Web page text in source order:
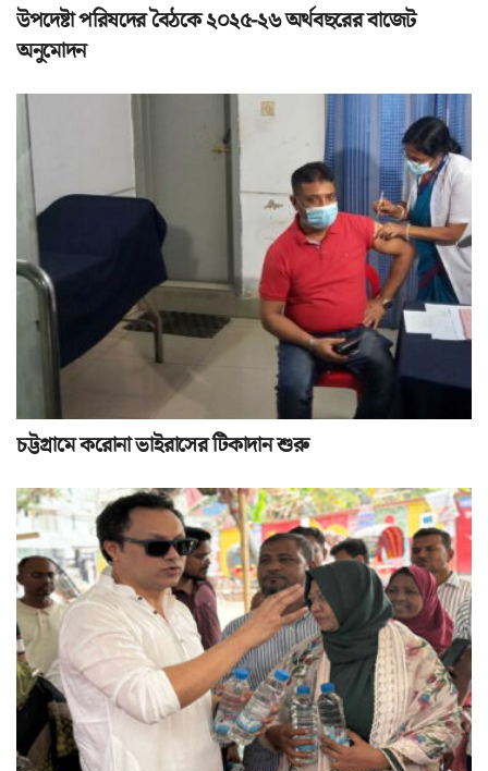
উপদেষ্টা পরিষদের বৈঠকে ২০২৫-২৬ অর্থবছরের বাজেট
অনুমোদন
চট্টগ্রামে করোনা ভাইরাসের টিকাদান শুরু